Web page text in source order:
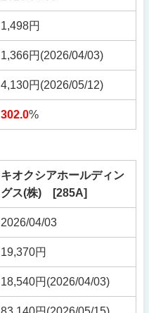
1,498円
1,366円(2026/04/03)
4,130円(2026/05/12)
302.0%
キオクシアホールディン
グス(株) [285A]
2026/04/03
19,370円
18,540円 (2026/04/03)
83,140円 (2026/05/15)